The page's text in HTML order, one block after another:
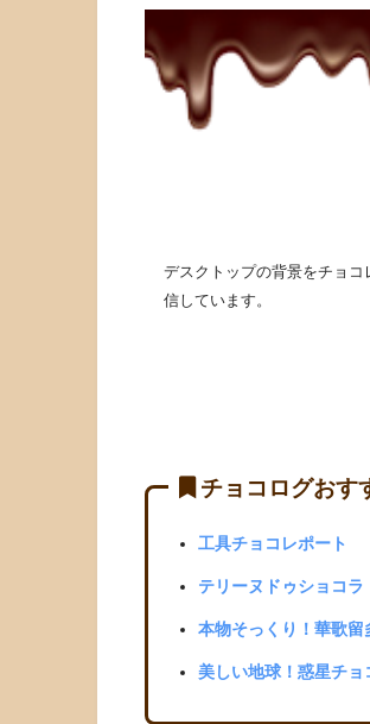
デスクトップの背景をチョ
信しています。
チョコログおす
工具チョコレポート
テリーヌドゥショコラ
本物そっくり！華歌留
美しい地球！惑星チョ